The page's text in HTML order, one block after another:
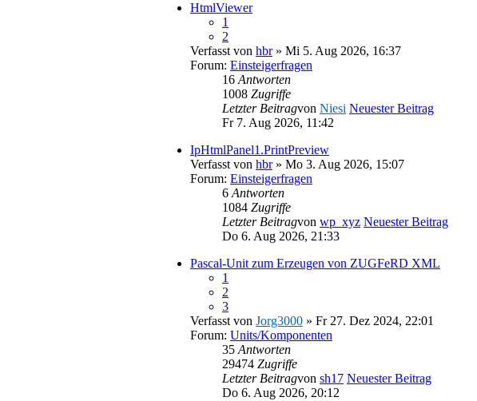
HtmlViewer
1
2
Verfasst von hbr» Mi 5. Aug 2026, 16:37
Forum: Einsteigerfragen
16Antworten
1008 Zugriffe
Letzter Beitragvon Niesi Neuester Beitrag
Fr 7. Aug 2026, 11:42
IpHtmlPanel1.PrintPreview
Verfasst von hbr» Mo 3. Aug 2026, 15:07
Forum: Einsteigerfragen
6Antworten
1084 Zugriffe
Letzter Beitragvon wp_xyz Neuester Beitrag
Do 6. Aug 2026, 21:33
Pascal-Unit zum Erzeugen von ZUGFeRD XML
1
2
3
Verfasst von Jorg3000 » Fr 27. Dez 2024, 22:01
Forum: Units/Komponenten
35Antworten
29474 Zugriffe
Letzter Beitragvon sh17 Neuester Beitrag
Do 6. Aug 2026, 20:12